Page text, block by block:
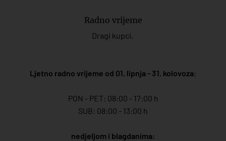
Radno vrijeme
Dragi kupci,
Ljetno radno vrijeme od 01. lipnja - 31. kolovoza:
PON - PET: 08:00 - 17:00 h
SUB: 08:00 - 13:00 h
nedjeljom i blagdanima: